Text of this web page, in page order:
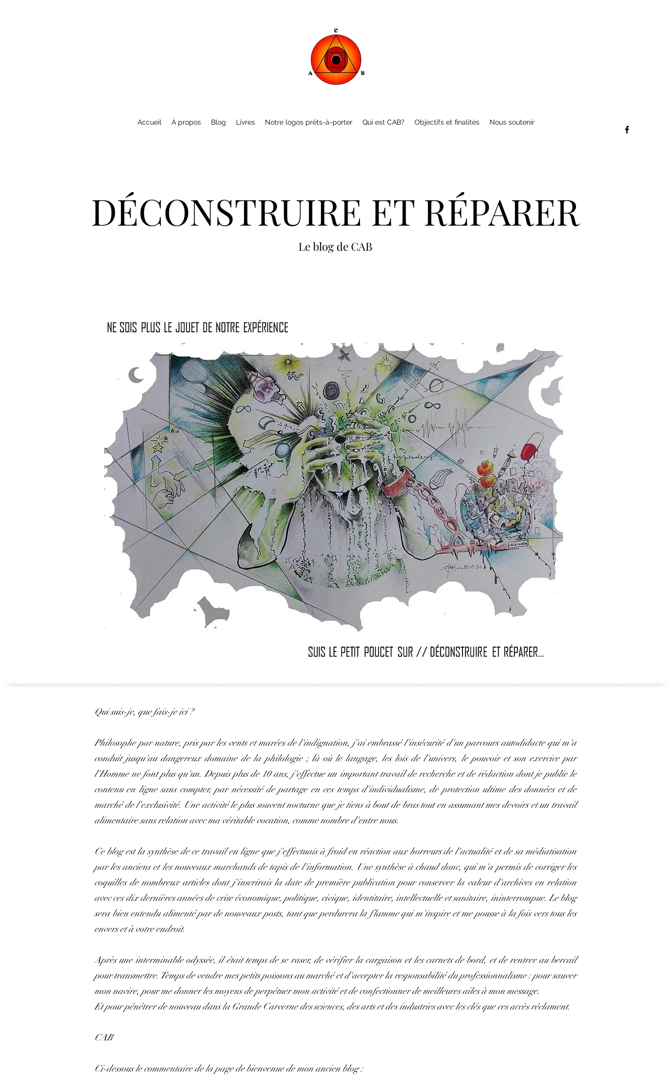
Accueil À propos Blog Livres Notre logos prêts-à-porter Qui est CAB? Objectifs et finalités Nous soutenir
DÉCONSTRUIRE ET RÉPARER
Le blog de CAB
Qui suis-je, que fais-je ici ?
Philosophe par nature, pris par les vents et marées de l'indignation, j'ai embrassé l'insécurité d'un parcours autodidacte qui m'a
conduit jusqu'au dangereux domaine de la philologie ; là où le langage, les lois de l'univers, le pouvoir et son exercice par
l'Homme ne font plus qu'un. Depuis plus de 10 ans, j'effectue un important travail de recherche et de rédaction dont je publie le
contenu en ligne sans compter, par nécessité de partage en ces temps d'individualisme, de protection ultime des données et de
marché de l'exclusivité. Une activité le plus souvent nocturne que je tiens à bout de bras tout en assumant mes devoirs et un travail
alimentaire sans relation avec ma véritable vocation, comme nombre d'entre nous.
Ce blog est la synthèse de ce travail en ligne que j'effectuais à froid en réaction aux horreurs de l'actualité et de sa médiatisation
par les anciens et les nouveaux marchands de tapis de l'information. Une synthèse à chaud donc, qui m'a permis de corriger les
coquilles de nombreux articles dont j'inscrirais la date de première publication pour conserver la valeur d'archives en relation
avec ces dix dernières années de crise économique, politique, civique, identitaire, intellectuelle et sanitaire, ininterrompue. Le blog
sera bien entendu alimenté par de nouveaux posts, tant que perdurera la flamme qui m'inspire et me pousse à la fois vers tous les
envers et à votre endroit.
Après une interminable odyssée, il était temps de se raser, de vérifier la cargaison et les carnets de bord, et de rentrer au bercail
pour transmettre. Temps de vendre mes petits poissons au marché et d'accepter la responsabilité du professionnalisme : pour sauver
mon navire, pour me donner les moyens de perpétuer mon activité et de confectionner de meilleures ailes à mon message.
Et pour pénétrer de nouveau dans la Grande Carverne des sciences, des arts et des industries avec les clés que ces accès réclament.
CAB
Ci-dessous le commentaire de la page de bienvenue de mon ancien blog :